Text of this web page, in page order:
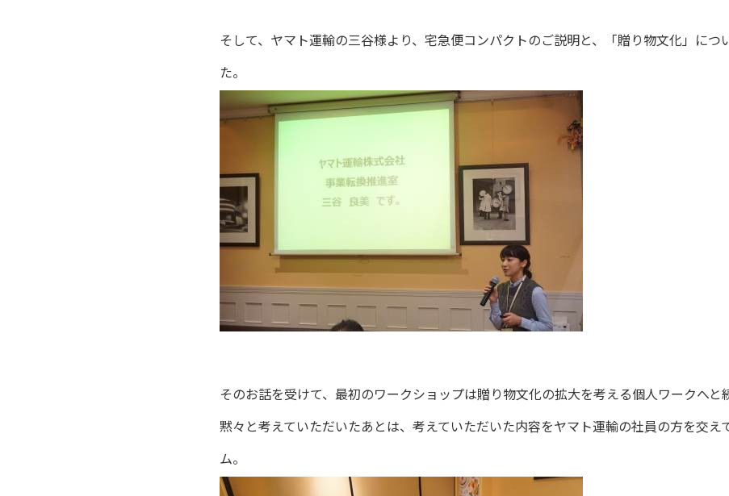
そして、ヤマト運輸の三谷様より、宅急便コンパクトのご説明と、「贈り物文化」につ
た。
そのお話を受けて、最初のワークショップは贈り物文化の拡大を考える個人ワークへと
黙々と考えていただいたあとは、考えていただいた内容をヤマト運輸の社員の方を交え
ム。